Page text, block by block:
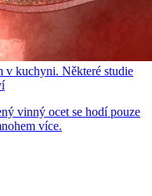
v kuchyni. Některé studie
vinný ocet se hodí pouze
více.